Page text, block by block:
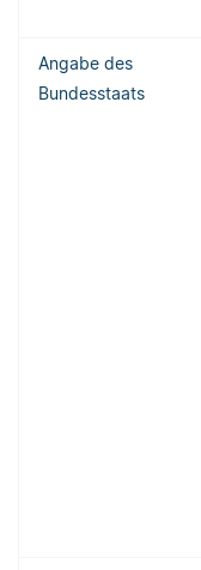
Angabe des
Bundesstaats